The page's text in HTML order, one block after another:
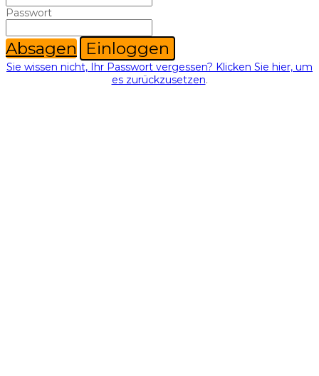
Passwort
Absagen Einloggen
Sie wissen nicht, Ihr Passwort vergessen? Klicken Sie hier, um
es zurückzusetzen.